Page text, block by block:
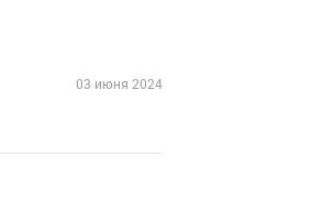
03 июня 2024